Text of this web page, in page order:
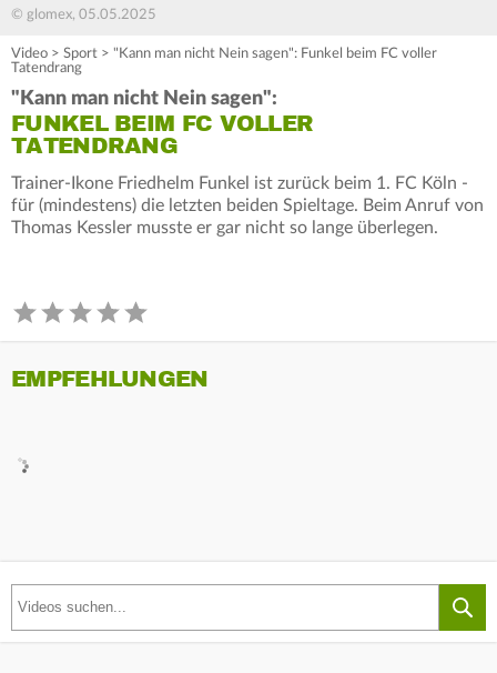
© glomex, 05.05.2025
Video > Sport > "Kann man nicht Nein sagen": Funkel beim FC voller
Tatendrang
"Kann man nicht Nein sagen":
FUNKEL BEIM FC VOLLER
TATENDRANG
Trainer-Ikone Friedhelm Funkel ist zurück beim 1. FC Köln -
für (mindestens) die letzten beiden Spieltage. Beim Anruf von
Thomas Kessler musste er gar nicht so lange überlegen.
EMPFEHLUNGEN